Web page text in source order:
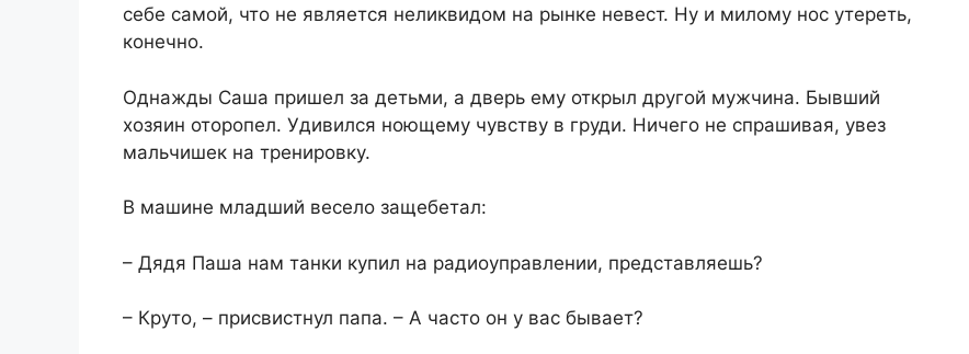
себе самой, что не является неликвидом на рынке невест. Ну и милому нос утереть,
конечно.​
​Однажды Саша пришел за детьми, а дверь ему открыл другой мужчина. Бывший
хозяин оторопел. Удивился ноющему чувству в груди. Ничего не спрашивая, увез
мальчишек на тренировку.​
​В машине младший весело защебетал:​
​– Дядя Паша нам танки купил на радиоуправлении, представляешь?​
​– Круто, – присвистнул папа. – А часто он у вас бывает?​